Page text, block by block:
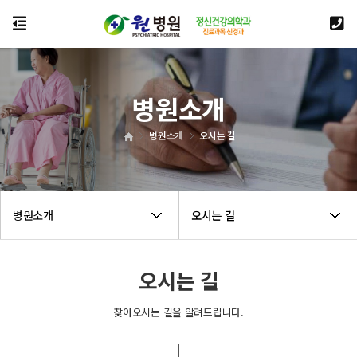
병원소개 오시는 길
병원소개 오시는 길
병원소개
오시는 길
찾아오시는 길을 알려드립니다.